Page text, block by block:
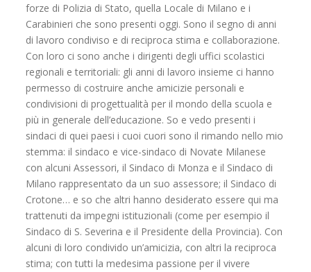
forze di Polizia di Stato, quella Locale di Milano e i
Carabinieri che sono presenti oggi. Sono il segno di anni
di lavoro condiviso e di reciproca stima e collaborazione.
Con loro ci sono anche i dirigenti degli uffici scolastici
regionali e territoriali: gli anni di lavoro insieme ci hanno
permesso di costruire anche amicizie personali e
condivisioni di progettualità per il mondo della scuola e
più in generale dell’educazione. So e vedo presenti i
sindaci di quei paesi i cuoi cuori sono il rimando nello mio
stemma: il sindaco e vice-sindaco di Novate Milanese
con alcuni Assessori, il Sindaco di Monza e il Sindaco di
Milano rappresentato da un suo assessore; il Sindaco di
Crotone… e so che altri hanno desiderato essere qui ma
trattenuti da impegni istituzionali (come per esempio il
Sindaco di S. Severina e il Presidente della Provincia). Con
alcuni di loro condivido un’amicizia, con altri la reciproca
stima; con tutti la medesima passione per il vivere